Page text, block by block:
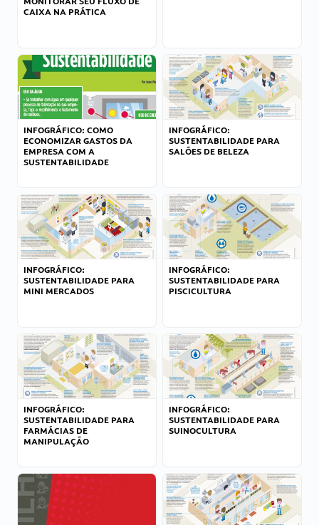
CAIXA NA PRÁTICA
INFOGRÁFICO: COMO
ECONOMIZAR GASTOS DA
EMPRESA COM A
SUSTENTABILIDADE
INFOGRÁFICO:
SUSTENTABILIDADE PARA
SALÕES DE BELEZA
INFOGRÁFICO:
SUSTENTABILIDADE PARA
MINI MERCADOS
INFOGRÁFICO:
SUSTENTABILIDADE PARA
PISCICULTURA
INFOGRÁFICO:
SUSTENTABILIDADE PARA
FARMÁCIAS DE
MANIPULAÇÃO
INFOGRÁFICO:
SUSTENTABILIDADE PARA
SUINOCULTURA